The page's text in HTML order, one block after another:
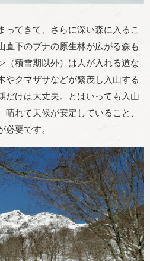
ってきて、さらに深い森に入るこ
直下のブナの原生林が広がる森も
（積雪期以外）は人が入れる道な
やクマザサなどが繁茂し入山する
だけは大丈夫。とはいっても入山
れて天候が安定していること、
必要です。